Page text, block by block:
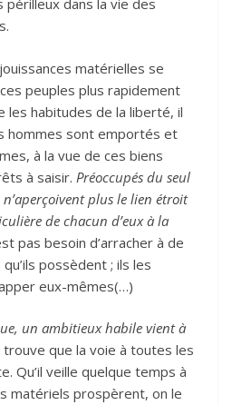
périlleux dans la vie des
matérielles se
peuples plus rapidement
les habitudes de la liberté, il
hommes sont emportés et
à la vue de ces biens
à saisir. Préoccupés du seul
plus le lien étroit
de chacun d’eux à la
pas besoin d’arracher à de
possèdent ; ils les
eux-mêmes(…)
un ambitieux habile vient à
trouve que la voie à toutes les
Qu’il veille quelque temps à
matériels prospèrent, on le